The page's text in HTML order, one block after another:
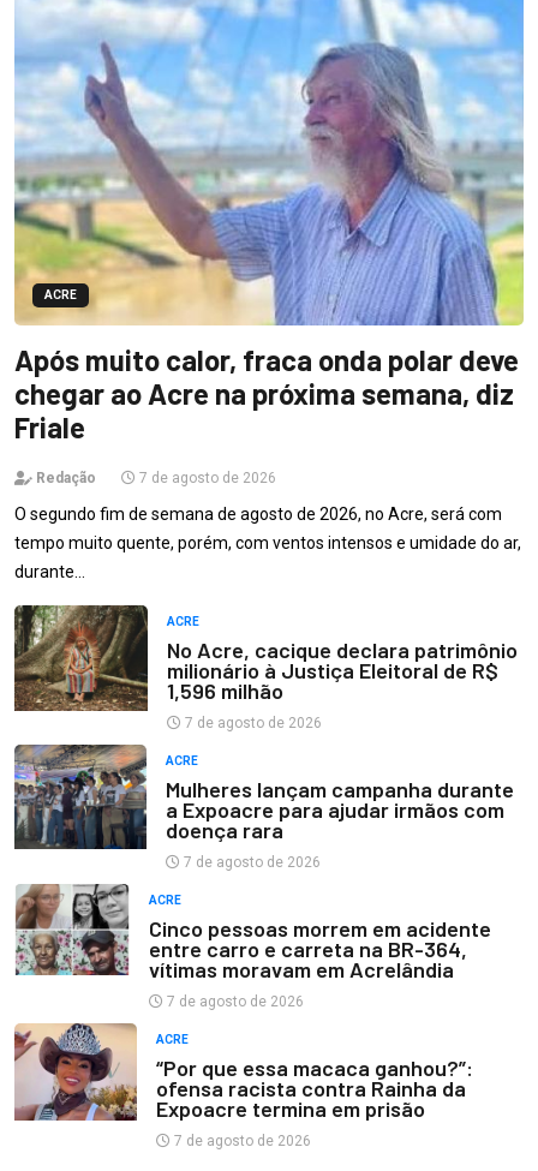
ACRE
Após muito calor, fraca onda polar deve
chegar ao Acre na próxima semana, diz
Friale
Redação 7 de agosto de 2026
O segundo fim de semana de agosto de 2026, no Acre, será com
tempo muito quente, porém, com ventos intensos e umidade do ar,
durante…
ACRE
No Acre, cacique declara patrimônio
milionário à Justiça Eleitoral de R$
1,596 milhão
7 de agosto de 2026
ACRE
Mulheres lançam campanha durante
a Expoacre para ajudar irmãos com
doença rara
7 de agosto de 2026
ACRE
Cinco pessoas morrem em acidente
entre carro e carreta na BR-364,
vítimas moravam em Acrelândia
7 de agosto de 2026
ACRE
“Por que essa macaca ganhou?”:
ofensa racista contra Rainha da
Expoacre termina em prisão
7 de agosto de 2026